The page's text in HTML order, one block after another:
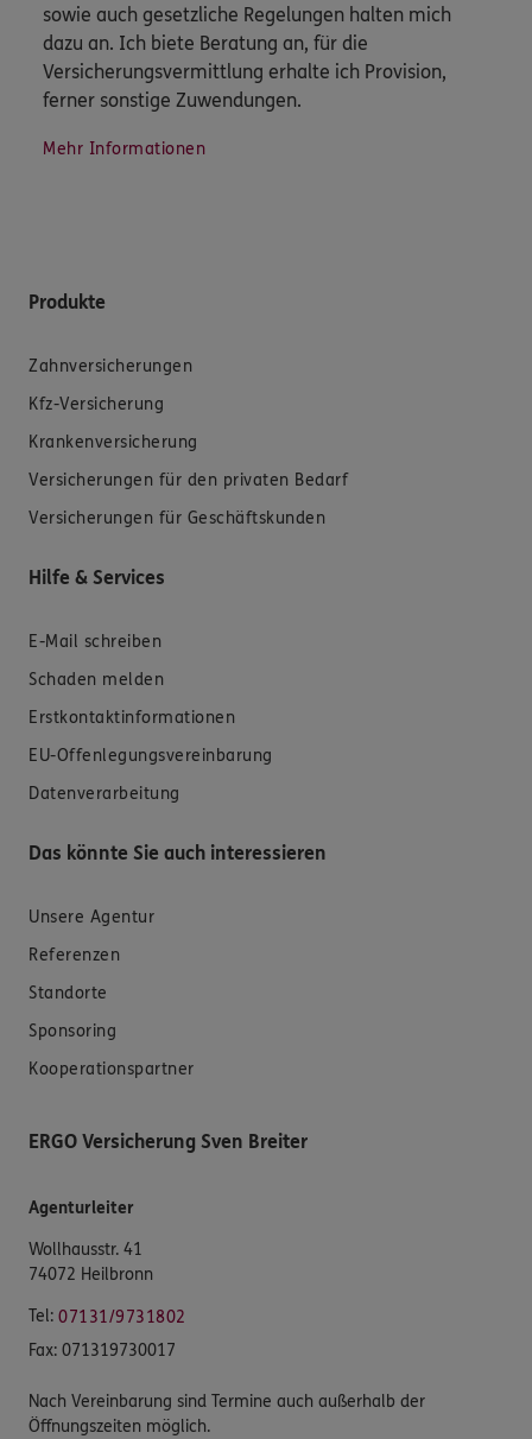
sowie auch gesetzliche Regelungen halten mich
dazu an. Ich biete Beratung an, für die
Versicherungsvermittlung erhalte ich Provision,
ferner sonstige Zuwendungen.
Mehr Informationen
Produkte
Zahnversicherungen
Kfz-Versicherung
Krankenversicherung
Versicherungen für den privaten Bedarf
Versicherungen für Geschäftskunden
Hilfe & Services
E-Mail schreiben
Schaden melden
Erstkontaktinformationen
EU-Offenlegungsvereinbarung
Datenverarbeitung
Das könnte Sie auch interessieren
Unsere Agentur
Referenzen
Standorte
Sponsoring
Kooperationspartner
ERGO Versicherung Sven Breiter
Agenturleiter
Wollhausstr. 41
74072 Heilbronn
Tel: 07131/9731802
Fax: 071319730017
Nach Vereinbarung sind Termine auch außerhalb der
Öffnungszeiten möglich.